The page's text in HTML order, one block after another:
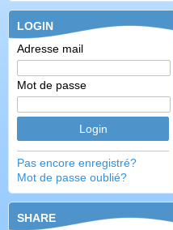
LOGIN
Adresse mail
Mot de passe
Pas encore enregistré?
Mot de passe oublié?
SHARE